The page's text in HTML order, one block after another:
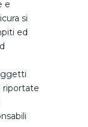
e
si
ed
riportate